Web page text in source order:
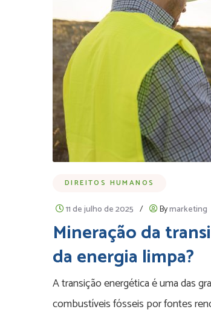
DIREITOS HUMANOS
11 de julho de 2025 / Bymarketing
Mineração da
da energia limpa?
A transição energética é uma das
combustíveis fósseis por fontes